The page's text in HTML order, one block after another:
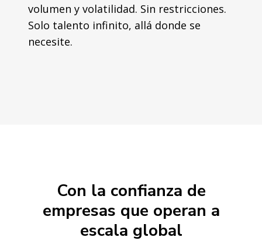
volumen y volatilidad. Sin restricciones.
Solo talento infinito, allá donde se
necesite.
Con la confianza de
empresas que operan a
escala global